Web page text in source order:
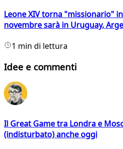
Leone XIV torna "missionario"
novembre sarà in Uruguay,
1 min di lettura
Idee e commenti
Il Great Game tra Londra e
(indisturbato) anche oggi